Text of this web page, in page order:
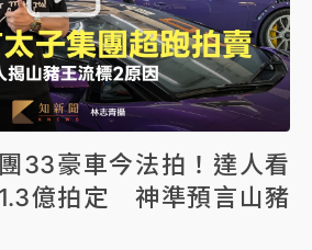
33豪車今法拍！達人看
億拍定 神準預言山豬